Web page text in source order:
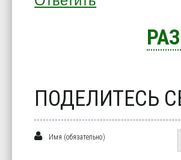
ПОДЕЛИТЕСЬ
Имя (обязательно)